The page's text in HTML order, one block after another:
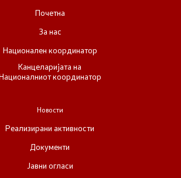
Почетна
За нас
Национален координатор
Канцеларијата на
координатор
Новости
Реализирани активности
Документи
Јавни огласи